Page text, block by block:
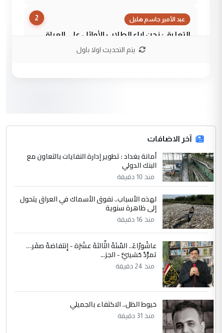
2 عبد الأمير جاسم هليل
التعليق : نحن اباء الطلاب الأوائل على العراق
نتشرف بلقاء السيد احمد الصافي في العتبات
التعليق : قرار مستعجل جدا ولامصلحة فيه
للوزاره ولا للمواطن القرار الصائب يكون بعد
الاستماع للمدير ومغرفة ...
الموضوع :
وزير الصحة يعفي مدير مستشفى الكرخ
العام في بغداد
4 سردار
التعليق : واحد من عصابة علي ماما يسقط
جنسية الرافد الثالث للعراق ومن اصول عريقة
ابا فرات ...
الموضوع :
الجواهري يرد على صدام حسين سل
مضجعيك يابن الزنا (نص كامل)
سردار
التعليق : واحد من عصابة علي ماما يسقط
جنسية الرافد الثالث للعراق ومن اصول عريقة
يتم التحديث اولا باول
آخر الاضافات
أمانة بغداد : تطوير إدارة النفايات بالتعاون مع
البنك الدولي
منذ 10 دقيقة
لهذه الأسباب.. نفوق الأسماك في العراق يتحول
إلى ظاهرة سنوية
منذ 16 دقيقة
عاشُورْاءُ.. السّنَةُ الثّالثةَ عشَرَة - إِنتفاضةُ صفَر…
تمرُّدٌ حُسَينيٌّ - الجز...
منذ 24 دقيقة
خيوط الظل.. الاكتفاء بالجميلي
منذ 31 دقيقة